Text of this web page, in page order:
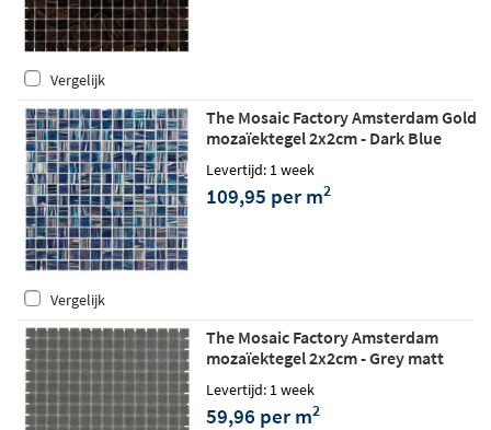
Vergelijk
The Mosaic Factory Amsterdam Gold
mozaïektegel 2x2cm - Dark Blue
Levertijd: 1 week
109,95 per m2
Vergelijk
The Mosaic Factory Amsterdam
mozaïektegel 2x2cm - Grey matt
Levertijd: 1 week
59,96 per m2